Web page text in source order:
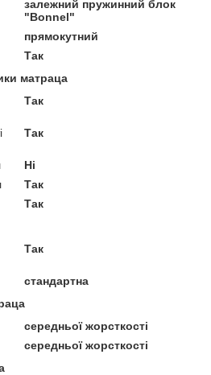
залежний пружинний блок
"Вonnel"
прямокутний
Так
матраца
Так
Так
Ні
Так
Так
Так
стандартна
середньої жорсткості
середньої жорсткості